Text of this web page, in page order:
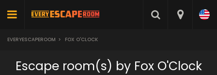
EVERYESCAPEROOM > FOX O'CLOCK
Escape room(s) by Fox O'Clock